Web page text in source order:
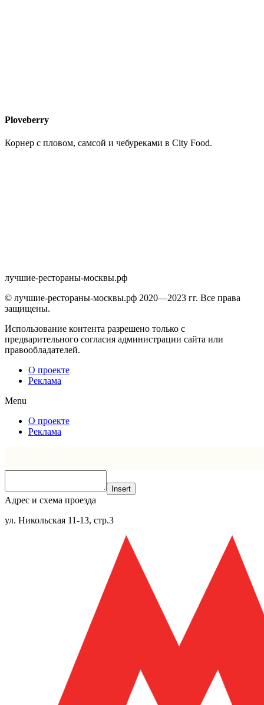
Ploveberry
Корнер с пловом, самсой и чебуреками в City Food.
лучшие-рестораны-москвы.рф
© лучшие-рестораны-москвы.рф 2020—2023 гг. Все права
защищены.
Использование контента разрешено только с
предварительного согласия администрации сайта или
правообладателей.
О проекте
Реклама
Menu
О проекте
Реклама
Insert
Адрес и схема проезда
ул. Никольская 11-13, стр.3